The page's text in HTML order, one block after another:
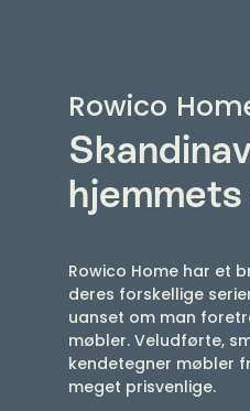
Rowico
Rowico Home har et
deres forskellige
uanset om man
møbler. Veludførte,
kendetegner møbler
meget prisvenlige.